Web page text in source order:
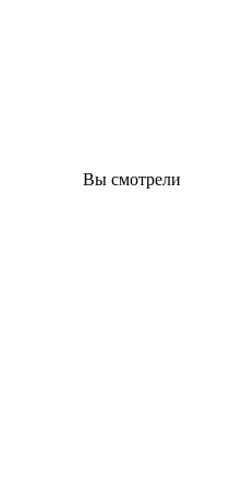
Вы смотрели